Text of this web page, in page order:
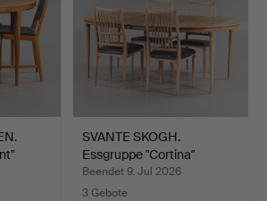
SVANTE SKOGH.
Essgruppe "Cortina"
Palisand…
Beendet 9. Jul 2026
3 Gebote